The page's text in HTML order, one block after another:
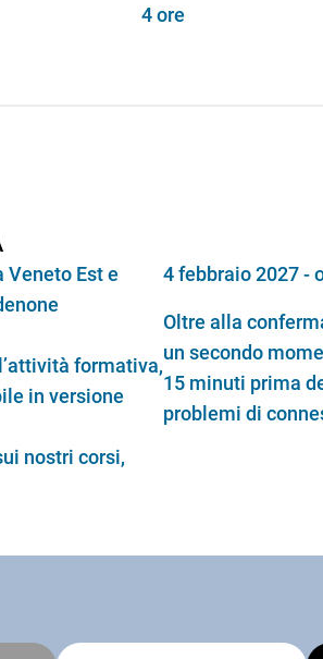
4 ore
Veneto Est e
formativa,
in versione
nostri corsi,
4 febbraio 2027 -
Oltre alla
un secondo
15 minuti prima
problemi di